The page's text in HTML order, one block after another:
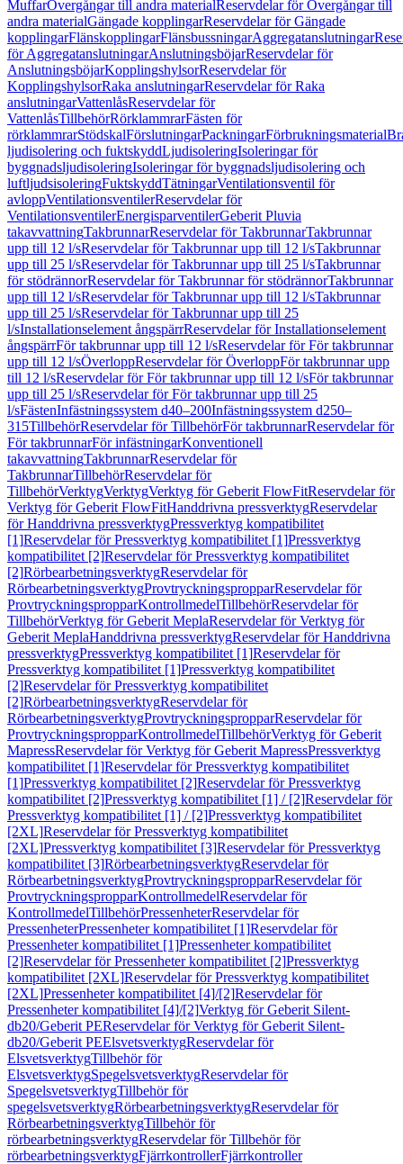
MuffarÖvergångar till andra materialReservdelar för Övergångar till
andra materialGängade kopplingarReservdelar för Gängade
kopplingarFlänskopplingarFlänsbussningarAggregatanslutningar
för AggregatanslutningarAnslutningsböjarReservdelar för
AnslutningsböjarKopplingshylsorReservdelar för
KopplingshylsorRaka anslutningarReservdelar för Raka
anslutningarVattenlåsReservdelar för
VattenlåsTillbehörRörklammrarFästen för
rörklammrarStödskalFörslutningarPackningarFörbrukningsmaterial
ljudisolering och fuktskyddLjudisoleringIsoleringar för
byggnadsljudisoleringIsoleringar för byggnadsljudisolering och
luftljudsisoleringFuktskyddTätningarVentilationsventil för
avloppVentilationsventilerReservdelar för
VentilationsventilerEnergisparventilerGeberit Pluvia
takavvattningTakbrunnarReservdelar för TakbrunnarTakbrunnar
upp till 12 l/sReservdelar för Takbrunnar upp till 12 l/sTakbrunnar
upp till 25 l/sReservdelar för Takbrunnar upp till 25 l/sTakbrunnar
för stödrännorReservdelar för Takbrunnar för stödrännorTakbrunnar
upp till 12 l/sReservdelar för Takbrunnar upp till 12 l/sTakbrunnar
upp till 25 l/sReservdelar för Takbrunnar upp till 25
l/sInstallationselement ångspärrReservdelar för Installationselement
ångspärrFör takbrunnar upp till 12 l/sReservdelar för För takbrunnar
upp till 12 l/sÖverloppReservdelar för ÖverloppFör takbrunnar upp
till 12 l/sReservdelar för För takbrunnar upp till 12 l/sFör takbrunnar
upp till 25 l/sReservdelar för För takbrunnar upp till 25
l/sFästenInfästningssystem d40–200Infästningssystem d250–
315TillbehörReservdelar för TillbehörFör takbrunnarReservdelar för
För takbrunnarFör infästningarKonventionell
takavvattningTakbrunnarReservdelar för
TakbrunnarTillbehörReservdelar för
TillbehörVerktygVerktygVerktyg för Geberit FlowFitReservdelar för
Verktyg för Geberit FlowFitHanddrivna pressverktygReservdelar
för Handdrivna pressverktygPressverktyg kompatibilitet
[1]Reservdelar för Pressverktyg kompatibilitet [1]Pressverktyg
kompatibilitet [2]Reservdelar för Pressverktyg kompatibilitet
[2]RörbearbetningsverktygReservdelar för
RörbearbetningsverktygProvtryckningspropparReservdelar för
ProvtryckningspropparKontrollmedelTillbehörReservdelar för
TillbehörVerktyg för Geberit MeplaReservdelar för Verktyg för
Geberit MeplaHanddrivna pressverktygReservdelar för Handdrivna
pressverktygPressverktyg kompatibilitet [1]Reservdelar för
Pressverktyg kompatibilitet [1]Pressverktyg kompatibilitet
[2]Reservdelar för Pressverktyg kompatibilitet
[2]RörbearbetningsverktygReservdelar för
RörbearbetningsverktygProvtryckningspropparReservdelar för
ProvtryckningspropparKontrollmedelTillbehörVerktyg för Geberit
MapressReservdelar för Verktyg för Geberit MapressPressverktyg
kompatibilitet [1]Reservdelar för Pressverktyg kompatibilitet
[1]Pressverktyg kompatibilitet [2]Reservdelar för Pressverktyg
kompatibilitet [2]Pressverktyg kompatibilitet [1] / [2]Reservdelar för
Pressverktyg kompatibilitet [1] / [2]Pressverktyg kompatibilitet
[2XL]Reservdelar för Pressverktyg kompatibilitet
[2XL]Pressverktyg kompatibilitet [3]Reservdelar för Pressverktyg
kompatibilitet [3]RörbearbetningsverktygReservdelar för
RörbearbetningsverktygProvtryckningspropparReservdelar för
ProvtryckningspropparKontrollmedelReservdelar för
KontrollmedelTillbehörPressenheterReservdelar för
PressenheterPressenheter kompatibilitet [1]Reservdelar för
Pressenheter kompatibilitet [1]Pressenheter kompatibilitet
[2]Reservdelar för Pressenheter kompatibilitet [2]Pressverktyg
kompatibilitet [2XL]Reservdelar för Pressverktyg kompatibilitet
[2XL]Pressenheter kompatibilitet [4]/[2]Reservdelar för
Pressenheter kompatibilitet [4]/[2]Verktyg för Geberit Silent-
db20/Geberit PEReservdelar för Verktyg för Geberit Silent-
db20/Geberit PEElsvetsverktygReservdelar för
ElsvetsverktygTillbehör för
ElsvetsverktygSpegelsvetsverktygReservdelar för
SpegelsvetsverktygTillbehör för
spegelsvetsverktygRörbearbetningsverktygReservdelar för
RörbearbetningsverktygTillbehör för
rörbearbetningsverktygReservdelar för Tillbehör för
rörbearbetningsverktygFjärrkontrollerFjärrkontroller